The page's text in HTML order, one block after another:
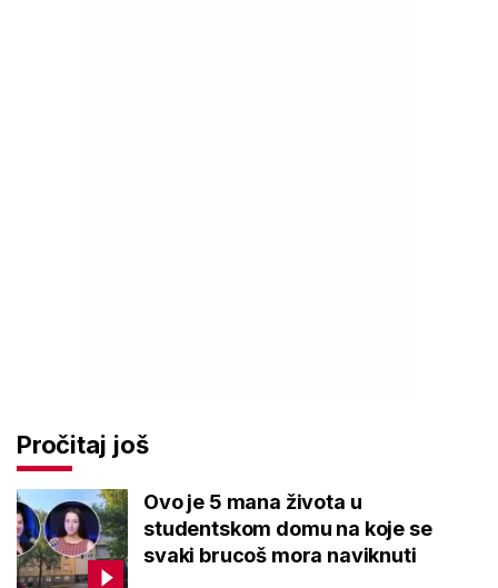
Pročitaj još
Ovo je 5 mana života u
studentskom domu na koje se
svaki brucoš mora naviknuti